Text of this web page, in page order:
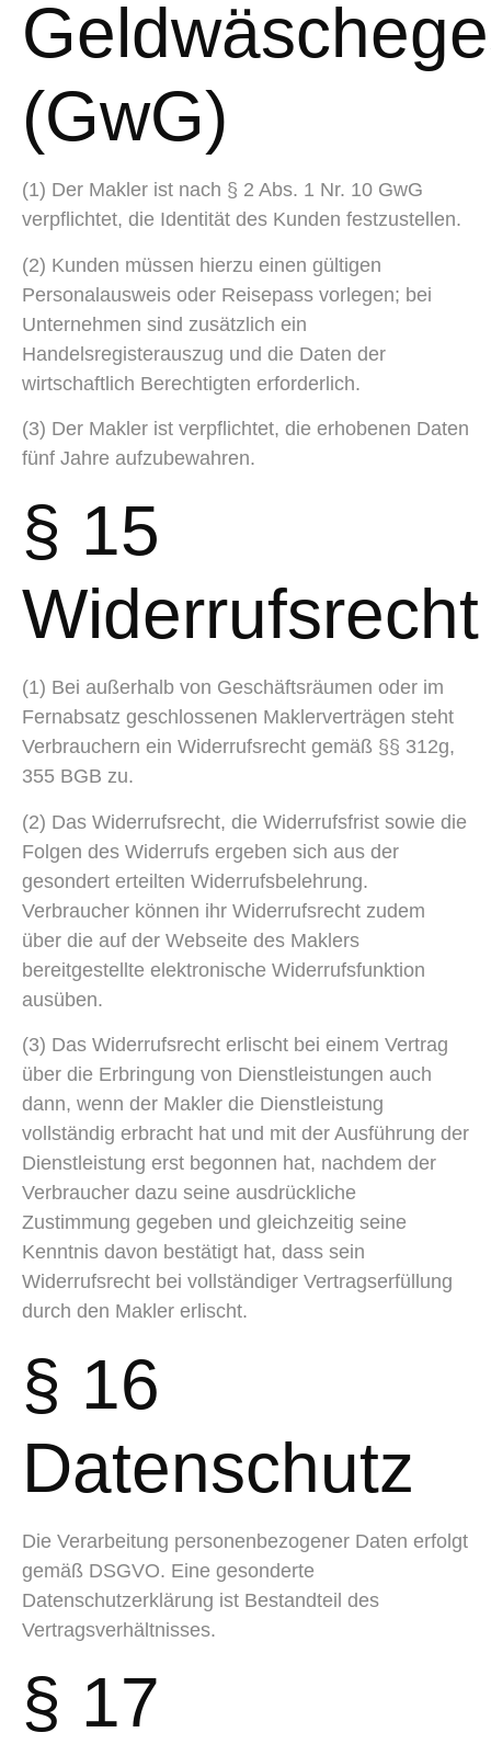
(GwG)
(1) Der Makler ist nach § 2 Abs. 1 Nr. 10 GwG
verpflichtet, die Identität des Kunden festzustellen.
(2) Kunden müssen hierzu einen gültigen
Personalausweis oder Reisepass vorlegen; bei
Unternehmen sind zusätzlich ein
Handelsregisterauszug und die Daten der
wirtschaftlich Berechtigten erforderlich.
(3) Der Makler ist verpflichtet, die erhobenen Daten
fünf Jahre aufzubewahren.
§ 15
Widerrufsrecht
(1) Bei außerhalb von Geschäftsräumen oder im
Fernabsatz geschlossenen Maklerverträgen steht
Verbrauchern ein Widerrufsrecht gemäß §§ 312g,
355 BGB zu.
(2) Das Widerrufsrecht, die Widerrufsfrist sowie die
Folgen des Widerrufs ergeben sich aus der
gesondert erteilten Widerrufsbelehrung.
Verbraucher können ihr Widerrufsrecht zudem
über die auf der Webseite des Maklers
bereitgestellte elektronische Widerrufsfunktion
ausüben.
(3) Das Widerrufsrecht erlischt bei einem Vertrag
über die Erbringung von Dienstleistungen auch
dann, wenn der Makler die Dienstleistung
vollständig erbracht hat und mit der Ausführung der
Dienstleistung erst begonnen hat, nachdem der
Verbraucher dazu seine ausdrückliche
Zustimmung gegeben und gleichzeitig seine
Kenntnis davon bestätigt hat, dass sein
Widerrufsrecht bei vollständiger Vertragserfüllung
durch den Makler erlischt.
§ 16
Datenschutz
Die Verarbeitung personenbezogener Daten erfolgt
gemäß DSGVO. Eine gesonderte
Datenschutzerklärung ist Bestandteil des
Vertragsverhältnisses.
§ 17